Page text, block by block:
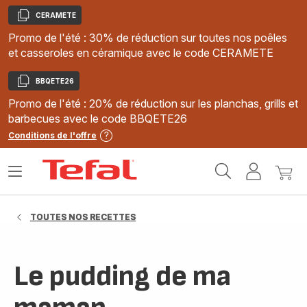
Copier
CERAMETE
Promo de l'été : 30% de réduction sur toutes nos poêles
et casseroles en céramique avec le code CERAMETE
Copier
BBQETE26
Promo de l'été : 20% de réduction sur les planchas, grills et
barbecues avec le code BBQETE26
Conditions de l'offre
MonMon
Ouvrir
TOUTES NOS RECETTES
Le pudding de ma